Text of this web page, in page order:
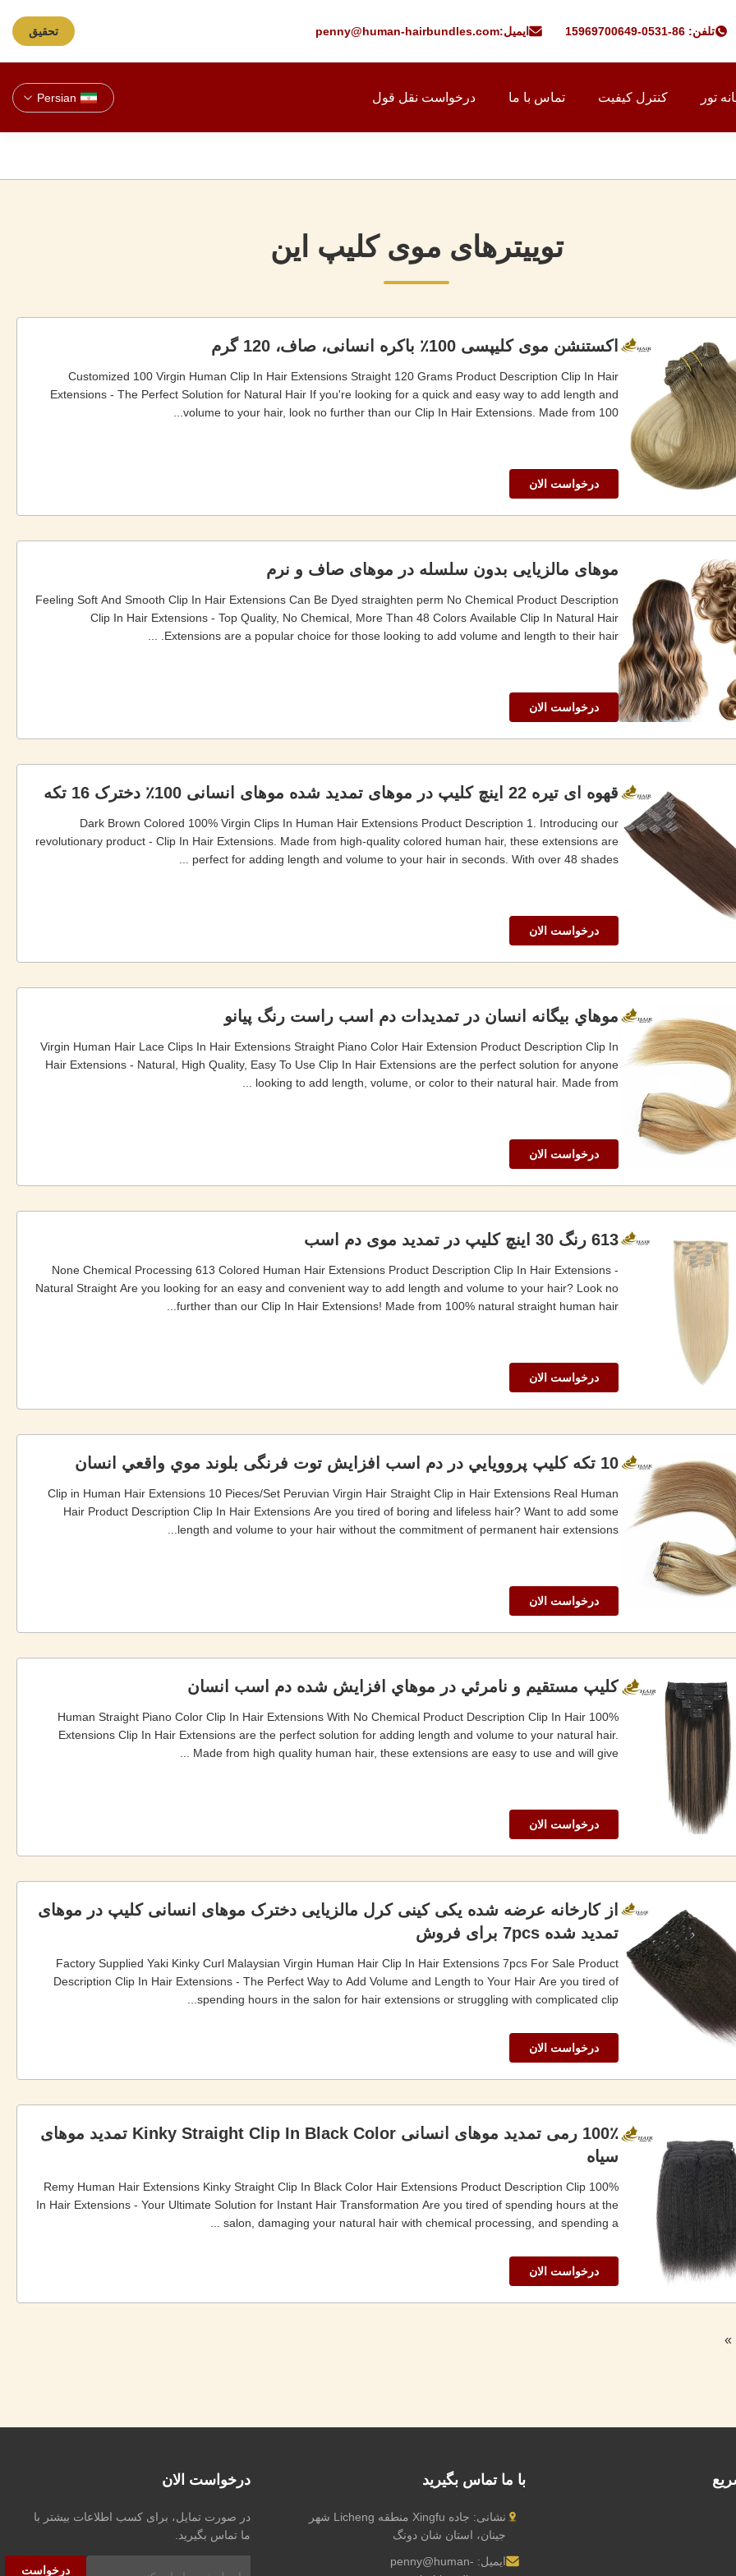
تلفن: 86-0531-15969700649 ایمیل:penny@human-hairbundles.com تحقیق
تور کنترل کیفیت تماس با ما درخواست نقل قول Persian
توییترهای موی کلیپ این
اکستنشن موی کلیپسی 100٪ باکره انسانی، صاف، 120 گرم
Customized 100 Virgin Human Clip In Hair Extensions Straight 120 Grams Product Description Clip In Hair
Extensions - The Perfect Solution for Natural Hair If you're looking for a quick and easy way to add length and
volume to your hair, look no further than our Clip In Hair Extensions. Made from 100...
درخواست الان
موهای مالزیایی بدون سلسله در موهای صاف و نرم
Feeling Soft And Smooth Clip In Hair Extensions Can Be Dyed straighten perm No Chemical Product Description
Clip In Hair Extensions - Top Quality, No Chemical, More Than 48 Colors Available Clip In Natural Hair
Extensions are a popular choice for those looking to add volume and length to their hair. ...
درخواست الان
قهوه ای تیره 22 اینچ کلیپ در موهای تمدید شده موهای انسانی 100٪ دخترک 16 تکه
Dark Brown Colored 100% Virgin Clips In Human Hair Extensions Product Description 1. Introducing our
revolutionary product - Clip In Hair Extensions. Made from high-quality colored human hair, these extensions are
perfect for adding length and volume to your hair in seconds. With over 48 shades ...
درخواست الان
موهاي بيگانه انسان در تمديدات دم اسب راست رنگ پیانو
Virgin Human Hair Lace Clips In Hair Extensions Straight Piano Color Hair Extension Product Description Clip In
Hair Extensions - Natural, High Quality, Easy To Use Clip In Hair Extensions are the perfect solution for anyone
looking to add length, volume, or color to their natural hair. Made from ...
درخواست الان
613 رنگ 30 اینچ کلیپ در تمدید موی دم اسب
None Chemical Processing 613 Colored Human Hair Extensions Product Description Clip In Hair Extensions -
Natural Straight Are you looking for an easy and convenient way to add length and volume to your hair? Look no
further than our Clip In Hair Extensions! Made from 100% natural straight human hair...
درخواست الان
10 تکه کليپ پروويايي در دم اسب افزايش توت فرنگی بلوند موي واقعي انسان
Clip in Human Hair Extensions 10 Pieces/Set Peruvian Virgin Hair Straight Clip in Hair Extensions Real Human
Hair Product Description Clip In Hair Extensions Are you tired of boring and lifeless hair? Want to add some
length and volume to your hair without the commitment of permanent hair extensions...
درخواست الان
کليپ مستقيم و نامرئي در موهاي افزايش شده دم اسب انسان
100% Human Straight Piano Color Clip In Hair Extensions With No Chemical Product Description Clip In Hair
Extensions Clip In Hair Extensions are the perfect solution for adding length and volume to your natural hair.
Made from high quality human hair, these extensions are easy to use and will give ...
درخواست الان
از کارخانه عرضه شده یکی کینی کرل مالزیایی دخترک موهای انسانی کلیپ در موهای
تمدید شده 7pcs برای فروش
Factory Supplied Yaki Kinky Curl Malaysian Virgin Human Hair Clip In Hair Extensions 7pcs For Sale Product
Description Clip In Hair Extensions - The Perfect Way to Add Volume and Length to Your Hair Are you tired of
spending hours in the salon for hair extensions or struggling with complicated clip...
درخواست الان
100٪ رمی تمدید موهای انسانی Kinky Straight Clip In Black Color تمدید موهای
سیاه
100% Remy Human Hair Extensions Kinky Straight Clip In Black Color Hair Extensions Product Description Clip
In Hair Extensions - Your Ultimate Solution for Instant Hair Transformation Are you tired of spending hours at the
salon, damaging your natural hair with chemical processing, and spending a ...
درخواست الان
»
با ما تماس بگیرید
نشانی: جاده Xingfu منطقه Licheng شهر
جینان، استان شان دونگ
ایمیل: penny@human-
درخواست الان
در صورت تمایل، برای کسب اطلاعات بیشتر با
ما تماس بگیرید.
درخواست